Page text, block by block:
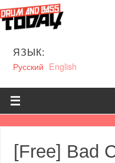
ЯЗЫК:
Русский English
[Free] Bad